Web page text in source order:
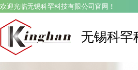
欢迎光临无锡科罕科技有限公司官网！
无锡科罕